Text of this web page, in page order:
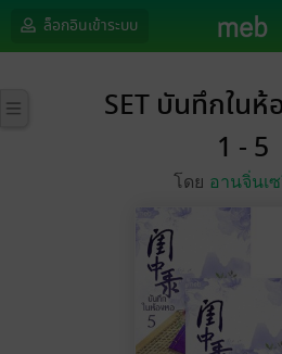
ล็อกอินเข้าระบบ
SET บันทึกในห้
1 - 5
โดย อานจิ่นเ